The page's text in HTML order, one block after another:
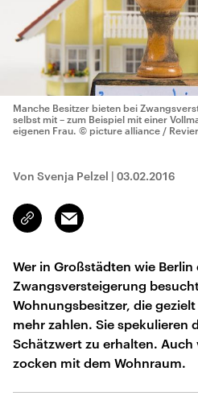
Manche Besitzer bieten bei
selbst mit – zum Beispiel mit einer
eigenen Frau. © picture alliance /
Von Svenja Pelzel | 03.02.2016
Link
kopieren/teilen
Email
Wer in Großstädten wie Berlin
Zwangsversteigerung
Wohnungsbesitzer, die
mehr zahlen. Sie spekulieren
Schätzwert zu erhalten. Auch
zocken mit dem Wohnraum.